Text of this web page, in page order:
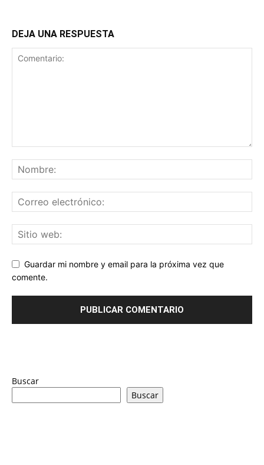
DEJA UNA RESPUESTA
Guardar mi nombre y email para la próxima vez que
comente.
Buscar
Buscar